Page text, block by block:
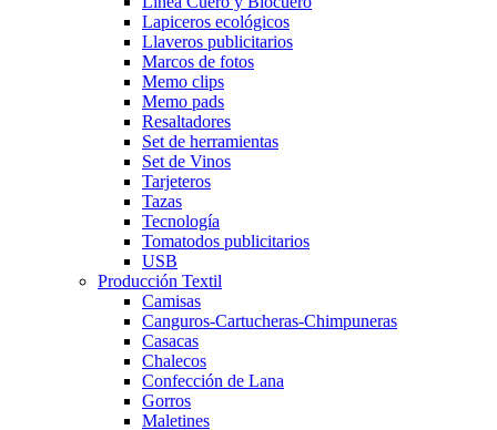
Lapiceros ecológicos
Llaveros publicitarios
Marcos de fotos
Memo clips
Memo pads
Resaltadores
Set de herramientas
Set de Vinos
Tarjeteros
Tazas
Tecnología
Tomatodos publicitarios
USB
Producción Textil
Camisas
Canguros-Cartucheras-Chimpuneras
Casacas
Chalecos
Confección de Lana
Gorros
Maletines